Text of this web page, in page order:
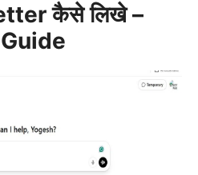
कैसे लिखे –